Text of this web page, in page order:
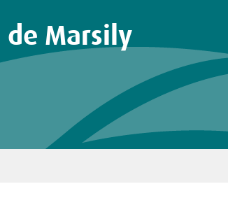
de Marsily